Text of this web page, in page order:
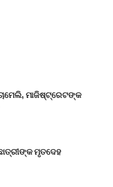
ମାଜିଷ୍ଟ୍ରେଟଙ୍କ
ମୃତଦେହ